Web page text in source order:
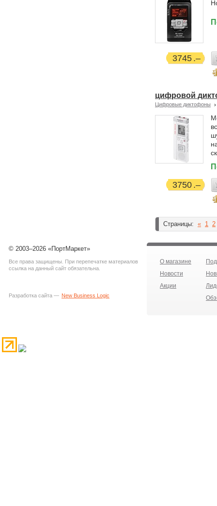
3745
цифровой
Цифровые диктофоны
3750
Страницы: « 1 2
© 2003–2026 «ПортМаркет»
Все права защищены. При перепечатке материалов
ссылка на данный сайт обязательна.
Разработка сайта — New Business Logic
О магазине
Новости
Акции